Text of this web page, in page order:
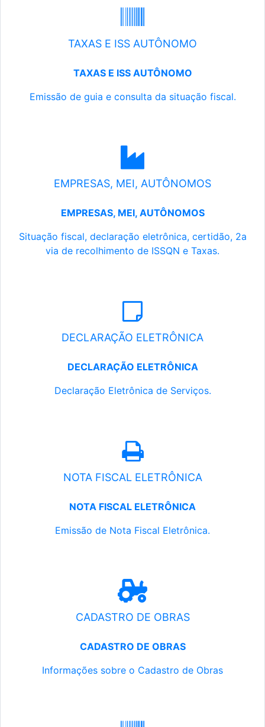
TAXAS E ISS AUTÔNOMO
TAXAS E ISS AUTÔNOMO
Emissão de guia e consulta da situação fiscal.
EMPRESAS, MEI, AUTÔNOMOS
EMPRESAS, MEI, AUTÔNOMOS
Situação fiscal, declaração eletrônica, certidão, 2a
via de recolhimento de ISSQN e Taxas.
DECLARAÇÃO ELETRÔNICA
DECLARAÇÃO ELETRÔNICA
Declaração Eletrônica de Serviços.
NOTA FISCAL ELETRÔNICA
NOTA FISCAL ELETRÔNICA
Emissão de Nota Fiscal Eletrônica.
CADASTRO DE OBRAS
CADASTRO DE OBRAS
Informações sobre o Cadastro de Obras